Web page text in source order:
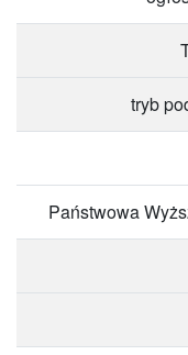
tryb
Państwowa